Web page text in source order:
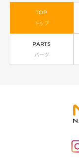
TOP
トップ
PARTS
パーツ